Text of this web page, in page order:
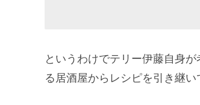
というわけでテリー伊藤自身
る居酒屋からレシピを引き継